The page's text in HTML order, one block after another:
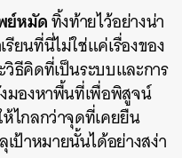
หมัดทิ้งท้ายไว้อย่างน่า
ยนที่นี่ไม่ใช่แค่เรื่องของ
ธีคิดที่เป็นระบบและการ
มองหาพื้นที่เพื่อพิสูจน์
ไกลกว่าจุดที่เคยยืน
ป้าหมายนั้นได้อย่างสง่า